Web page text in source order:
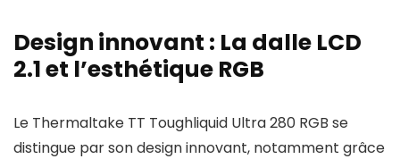
Design innovant : La dalle LCD
2.1 et l’esthétique RGB
Le Thermaltake TT Toughliquid Ultra 280 RGB se
distingue par son design innovant, notamment grâce